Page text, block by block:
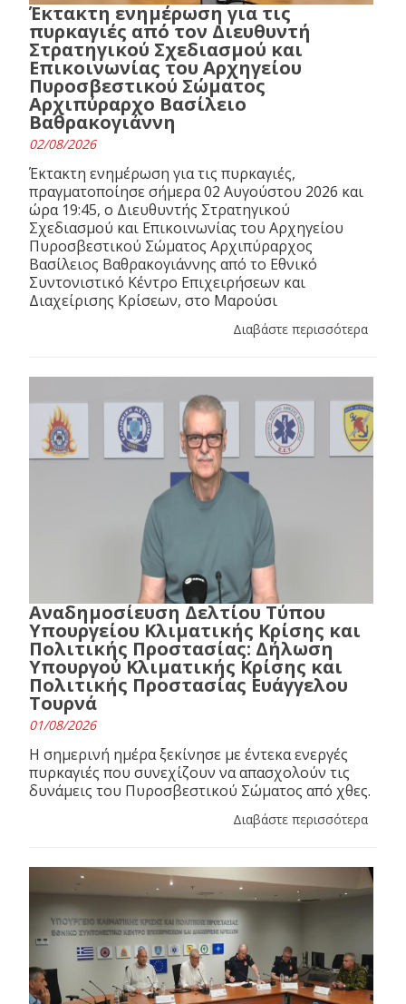
Έκτακτη ενημέρωση για τις
πυρκαγιές από τον Διευθυντή
Στρατηγικού Σχεδιασμού και
Επικοινωνίας του Αρχηγείου
Πυροσβεστικού Σώματος
Αρχιπύραρχο Βασίλειο
Βαθρακογιάννη
02/08/2026
Έκτακτη ενημέρωση για τις πυρκαγιές,
πραγματοποίησε σήμερα 02 Αυγούστου 2026 και
ώρα 19:45, ο Διευθυντής Στρατηγικού
Σχεδιασμού και Επικοινωνίας του Αρχηγείου
Πυροσβεστικού Σώματος Αρχιπύραρχος
Βασίλειος Βαθρακογιάννης από το Εθνικό
Συντονιστικό Κέντρο Επιχειρήσεων και
Διαχείρισης Κρίσεων, στο Μαρούσι
Διαβάστε περισσότερα
Αναδημοσίευση Δελτίου Τύπου
Υπουργείου Κλιματικής Κρίσης και
Πολιτικής Προστασίας: Δήλωση
Υπουργού Κλιματικής Κρίσης και
Πολιτικής Προστασίας Ευάγγελου
Τουρνά
01/08/2026
Η σημερινή ημέρα ξεκίνησε με έντεκα ενεργές
πυρκαγιές που συνεχίζουν να απασχολούν τις
δυνάμεις του Πυροσβεστικού Σώματος από χθες.
Διαβάστε περισσότερα